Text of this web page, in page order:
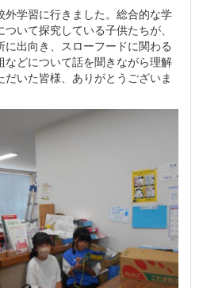
学習に行きました。総合的な学
いて探究している子供たちが、
出向き、スローフードに関わる
どについて話を聞きながら理解
いた皆様、ありがとうございま